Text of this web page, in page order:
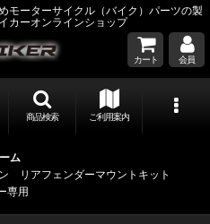
モーターサイクル（バイク）パーツの製
カーオンラインショップ
カート 会員
商品検索 ご利用案内
ム
リアフェンダーマウントキット
専用